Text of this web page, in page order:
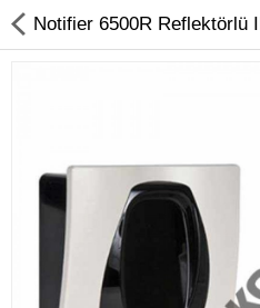
Kameralar
Kayıt Cihazları
Mobil Ürünler